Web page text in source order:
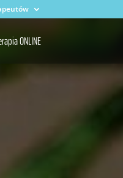
ONLINE